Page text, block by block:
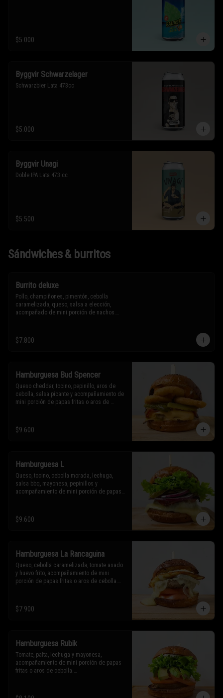
$5.000
Byggvir Schwarzelager
Schwarzbier Lata 473cc
$5.000
Byggvir Unagi
Doble IPA Lata 473 cc
$5.500
Sándwiches & burritos
Burrito deluxe
Pollo, champiñones, pimentón, cebolla
caramelizada, queso, salsa a elección,
acompañado de mini porción de nachos.
* Los ingredientes no son intercambiables.
Sólo puedes solicitar eliminar un
$7.800
Hamburguesa Bud Spencer
Queso cheddar, tocino, pepinillo, aros de
cebolla, salsa picante y acompañamiento de
mini porción de papas fritas o aros de
* Los ingredientes no son intercambiables.
Sólo puedes solicitar eliminar un
$9.600
Hamburguesa L
Queso, tocino, cebolla morada, lechuga,
salsa bbq, mayonesa, pepinillos y
acompañamiento de mini porción de papas
* Los ingredientes no son intercambiables.
Sólo puedes solicitar eliminar un
$9.600
Hamburguesa La Rancaguina
Queso, cebolla caramelizada, tomate asado
y huevo frito, acompañamiento de mini
porción de papas fritas o aros de cebolla.
Sólo puedes solicitar eliminar un
ingrediente.
$7.900
Hamburguesa Rubik
Tomate, palta, lechuga y mayonesa,
acompañamiento de mini porción de papas
fritas o aros de cebolla.
* Los ingredientes no son intercambiables.